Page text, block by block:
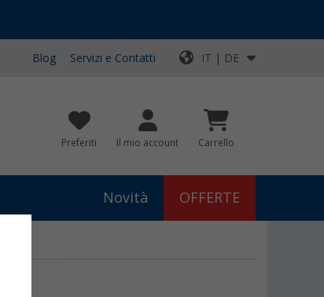
Blog Servizi e Contatti IT | DE
Preferiti Il mio account Carrello
Novità OFFERTE